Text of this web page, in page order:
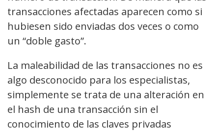
transacciones afectadas aparecen como si
hubiesen sido enviadas dos veces o como
un “doble gasto”.
La maleabilidad de las transacciones no es
algo desconocido para los especialistas,
simplemente se trata de una alteración en
el hash de una transacción sin el
conocimiento de las claves privadas